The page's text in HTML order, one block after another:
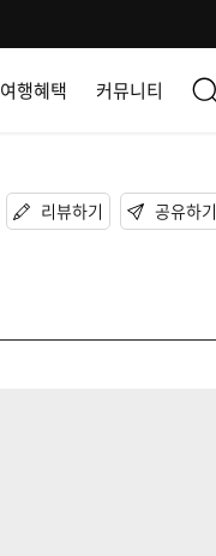
여행혜택 커뮤니티
리뷰하기 공유하기